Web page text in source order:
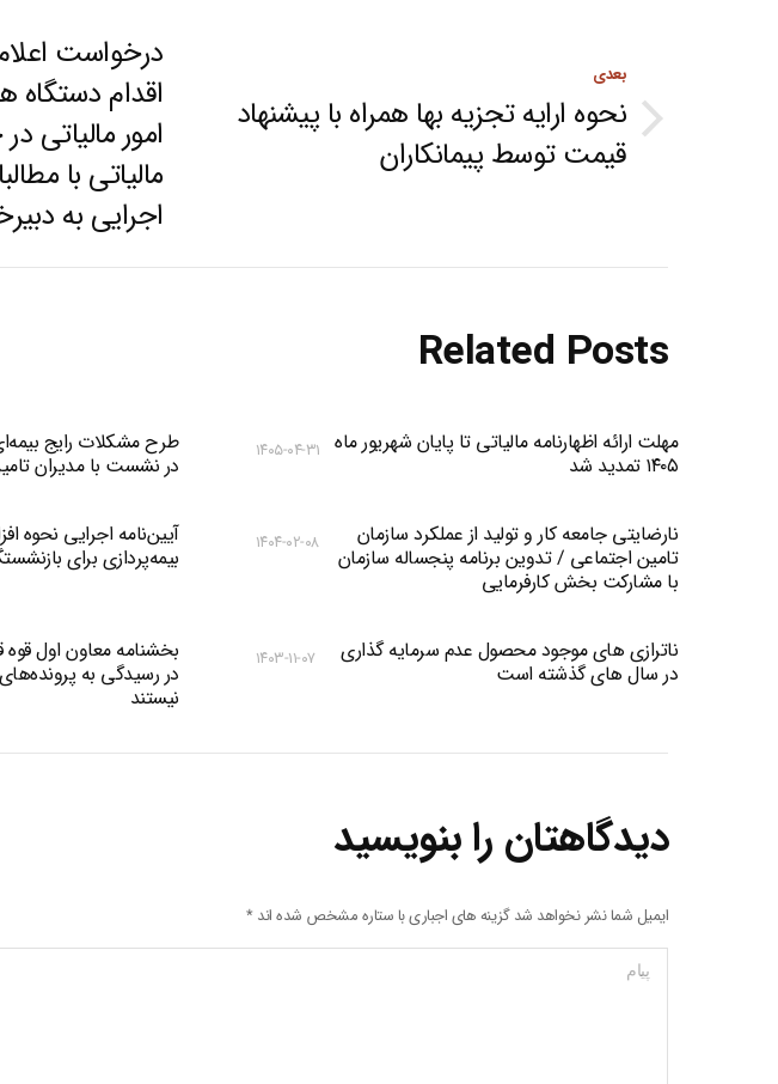
navigation
درخواست
اقدام دستگاه
امور
مالیاتی با
اجرایی به
بعدی
Next
post:
نحوه ارایه تجزیه بها همراه با پیشنهاد
قیمت توسط پیمانکاران
Related Posts
مهلت ارائه اظهارنامه مالیاتی تا پایان شهریور ماه
۱۴۰۵ تمدید شد
۱۴۰۵-۰۴-۳۱
طرح مشکلات رایج
در نشست با مدیران
نارضایتی جامعه کار و تولید از عملکرد سازمان
تامین اجتماعی / تدوین برنامه پنجساله سازمان
با مشارکت بخش کارفرمایی
۱۴۰۴-۰۲-۰۸
آیین‌نامه اجرایی نحوه
بیمه‌پردازی برای
ناترازی های موجود محصول عدم سرمایه گذاری
در سال های گذشته است
۱۴۰۳-۱۱-۰۷
بخشنامه معاون اول قوه
در رسیدگی به
نیستند
دیدگاهتان را بنویسید
ایمیل شما نشر نخواهد شد گزینه های اجباری با ستاره مشخص شده اند*
پیام